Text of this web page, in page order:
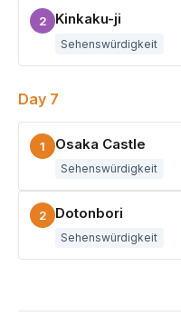
2 Kinkaku-ji
Sehenswürdigkeit
Day 7
1 Osaka Castle
Sehenswürdigkeit
2 Dotonbori
Sehenswürdigkeit